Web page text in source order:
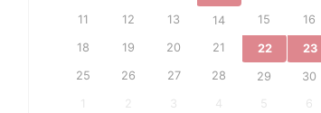
11
12 13 14 15 16
18
19 20 21 22 23
25 26 27 28 29 30
1 2 3 4 5 6